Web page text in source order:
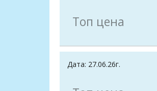
Топ цена
Дата: 27.06.26г.